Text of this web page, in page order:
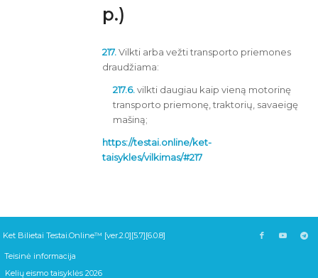
p.)
217.Vilkti arba vežti transporto priemones
draudžiama:
217.6.vilkti daugiau kaip vieną motorinę
transporto priemonę, traktorių, savaeigę
mašiną;
https://testai.online/ket-
taisykles/vilkimas/#217
Ket Bilietai Testai.Online™ [ver.2.0][5.7][6.0.8]
Teisinė informacija
Kelių eismo taisyklės 2026